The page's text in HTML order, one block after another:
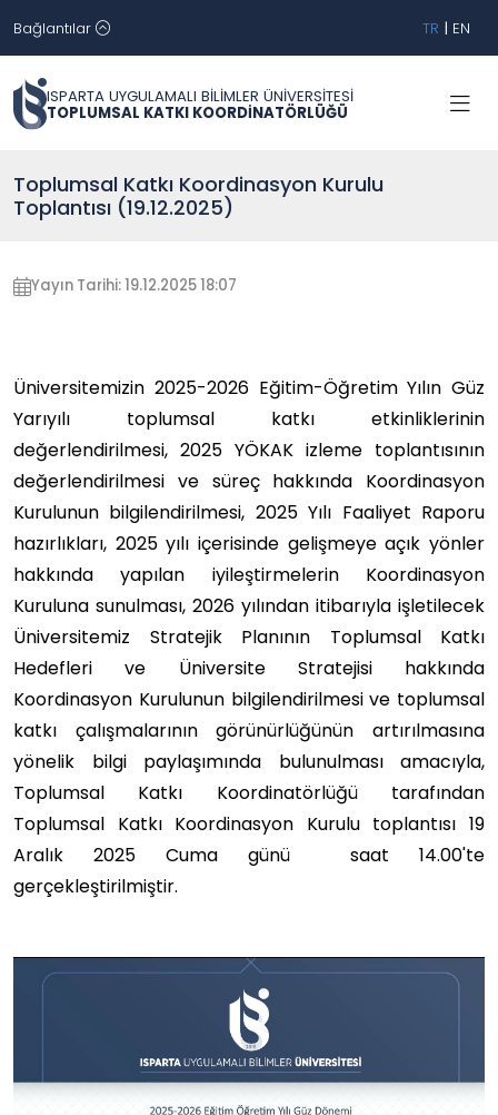
Bağlantılar TR | EN
ISPARTA UYGULAMALI BİLİMLER ÜNİVERSİTESİ
TOPLUMSAL KATKI KOORDİNATÖRLÜĞÜ
Toplumsal Katkı Koordinasyon Kurulu
Toplantısı (19.12.2025)
Yayın Tarihi: 19.12.2025 18:07
Üniversitemizin 2025-2026 Eğitim-Öğretim Yılın Güz
Yarıyılı toplumsal katkı etkinliklerinin
değerlendirilmesi, 2025 YÖKAK izleme toplantısının
değerlendirilmesi ve süreç hakkında Koordinasyon
Kurulunun bilgilendirilmesi, 2025 Yılı Faaliyet Raporu
hazırlıkları, 2025 yılı içerisinde gelişmeye açık yönler
hakkında yapılan iyileştirmelerin Koordinasyon
Kuruluna sunulması, 2026 yılından itibarıyla işletilecek
Üniversitemiz Stratejik Planının Toplumsal Katkı
Hedefleri ve Üniversite Stratejisi hakkında
Koordinasyon Kurulunun bilgilendirilmesi ve toplumsal
katkı çalışmalarının görünürlüğünün artırılmasına
yönelik bilgi paylaşımında bulunulması amacıyla,
Toplumsal Katkı Koordinatörlüğü tarafından
Toplumsal Katkı Koordinasyon Kurulu toplantısı 19
Aralık 2025 Cuma günü saat 14.00'te
gerçekleştirilmiştir.